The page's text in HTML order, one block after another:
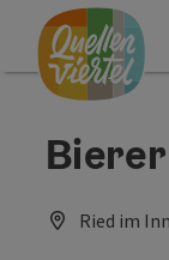
Zum Inhalt
Zur Navigation
Zum
Ried im